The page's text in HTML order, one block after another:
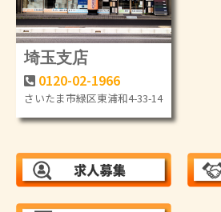
埼玉支店
0120-02-1966
さいたま市緑区東浦和4-33-14